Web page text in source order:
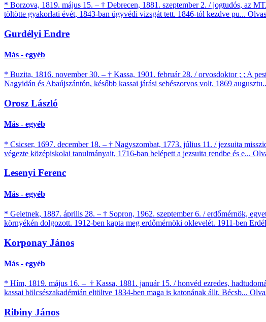
* Borzova, 1819. május 15. – † Debrecen, 1881. szeptember 2. / jogtudós, az
töltötte gyakorlati évét, 1843-ban ügyvédi vizsgát tett. 1846-tól kezdve pu...
Gurdélyi Endre
Más - egyéb
* Buzita, 1816. november 30. – † Kassa, 1901. február 28. / orvosdoktor ; ; A
Nagyidán és Abaújszántón, később kassai járási sebészorvos volt. 1869
Orosz László
Más - egyéb
* Csicser, 1697. december 18. – † Nagyszombat, 1773. július 11. / jezsuita
végezte középiskolai tanulmányait, 1716-ban belépett a jezsuita rendbe és e...
Lesenyi Ferenc
Más - egyéb
* Geletnek, 1887. április 28. – † Sopron, 1962. szeptember 6. / erdőmérnök,
környékén dolgozott. 1912-ben kapta meg erdőmérnöki oklevelét. 1911-ben
Korponay János
Más - egyéb
* Hím, 1819. május 16. – † Kassa, 1881. január 15. / honvéd ezredes,
kassai bölcsészakadémián eltöltve 1834-ben maga is katonának állt. Bécsb...
Ribiny János